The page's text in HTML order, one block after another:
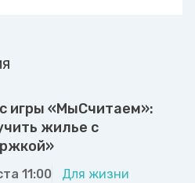
игры «МыСчитаем»:
жилье с
11:00 Для жизни